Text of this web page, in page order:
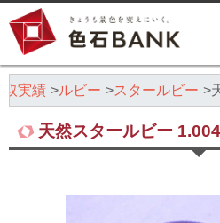
取実績 ルビー スタールビー
天然スタールビー